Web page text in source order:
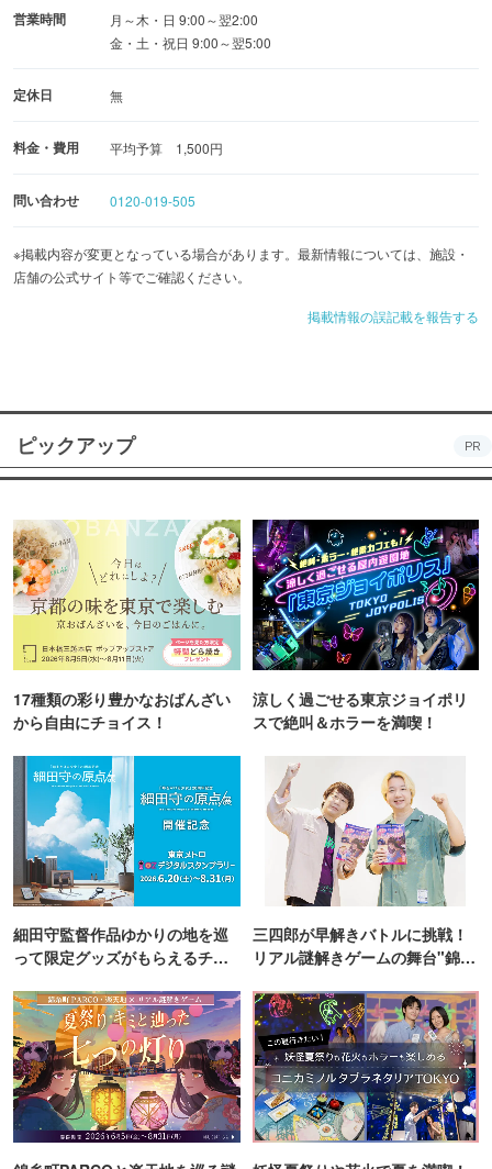
営業時間
月～木・日 9:00～翌2:00
金・土・祝日 9:00～翌5:00
定休日 無
料金・費用 平均予算 1,500円
問い合わせ 0120-019-505
※掲載内容が変更となっている場合があります。最新情報については、施設・
店舗の公式サイト等でご確認ください。
掲載情報の誤記載を報告する
ピックアップ PR
17種類の彩り豊かなおばんざい
から自由にチョイス！
涼しく過ごせる東京ジョイポリ
スで絶叫＆ホラーを満喫！
細田守監督作品ゆかりの地を巡
って限定グッズがもらえるチャ
三四郎が早解きバトルに挑戦！
リアル謎解きゲームの舞台"錦糸